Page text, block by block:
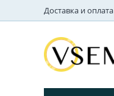
Доставка и оплата